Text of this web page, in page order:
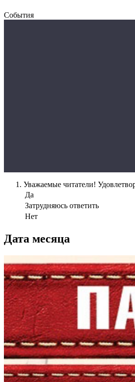
События
Уважаемые читатели!
Да
Затрудняюсь ответить
Нет
Дата месяца